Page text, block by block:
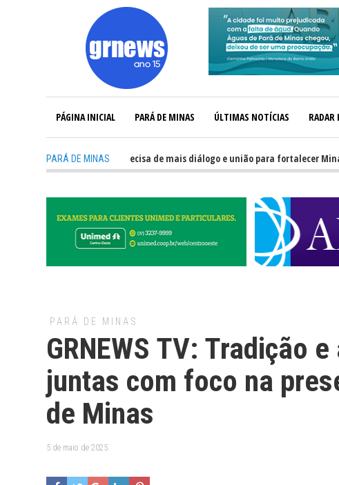
PÁGINA INICIAL PARÁ DE MINAS ÚLTIMAS NOTÍCIAS RADAR
PARÁ DE MINAS
GRNEWS TV: Política precisa de mais diálogo e união para fortalecer Minas e
PARÁ DE MINAS
GRNEWS TV: Tradição
juntas com foco na
de Minas
5 de maio de 2025